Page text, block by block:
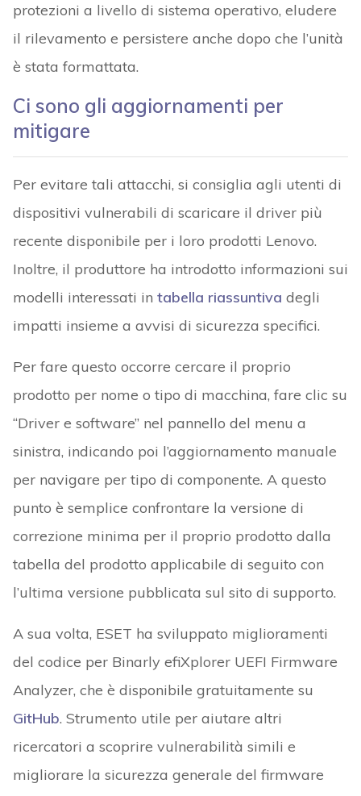
protezioni a livello di sistema operativo, eludere
il rilevamento e persistere anche dopo che l’unità
è stata formattata.
Ci sono gli aggiornamenti per
mitigare
Per evitare tali attacchi, si consiglia agli utenti di
dispositivi vulnerabili di scaricare il driver più
recente disponibile per i loro prodotti Lenovo.
Inoltre, il produttore ha introdotto informazioni sui
modelli interessati in tabella riassuntiva degli
impatti insieme a avvisi di sicurezza specifici.
Per fare questo occorre cercare il proprio
prodotto per nome o tipo di macchina, fare clic su
“Driver e software” nel pannello del menu a
sinistra, indicando poi l’aggiornamento manuale
per navigare per tipo di componente. A questo
punto è semplice confrontare la versione di
correzione minima per il proprio prodotto dalla
tabella del prodotto applicabile di seguito con
l’ultima versione pubblicata sul sito di supporto.
A sua volta, ESET ha sviluppato miglioramenti
del codice per Binarly efiXplorer UEFI Firmware
Analyzer, che è disponibile gratuitamente su
GitHub. Strumento utile per aiutare altri
ricercatori a scoprire vulnerabilità simili e
migliorare la sicurezza generale del firmware